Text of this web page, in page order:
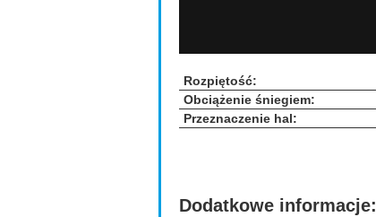
Rozpiętość:
Obciążenie śniegiem:
Przeznaczenie hal:
Dodatkowe informacje: